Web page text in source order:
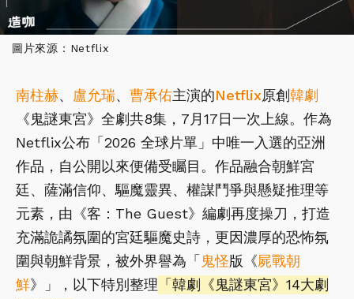
圖片來源：Netflix
南柱赫、 盧允瑞、 曹承佑主演的Netflix原創韓劇
《鬼謎東宮》全劇共8集，7月17日一次上線。作為
Netflix公布「2026 全球片單」中唯一入選的亞洲
作品，自公開以來便備受矚目。作品融合朝鮮宮
廷、薩滿信仰、驅魔靈異、權謀鬥爭與懸疑推理等
元素，由《客：The Guest》編劇再度操刀，打造
充滿詭譎氛圍的宮廷驅魔史詩，更因濃厚的恐怖氛
圍與朝鮮背景，被外界譽為「 鬼怪版《屍戰朝
鮮》」，以下特別整理 「韓劇《鬼謎東宮》14大劇